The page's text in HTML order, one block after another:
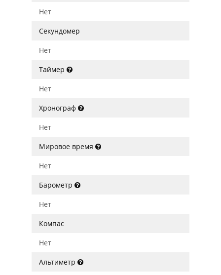
Нет
Секундомер
Нет
Таймер
Нет
Хронограф
Нет
Мировое время
Нет
Барометр
Нет
Компас
Нет
Альтиметр